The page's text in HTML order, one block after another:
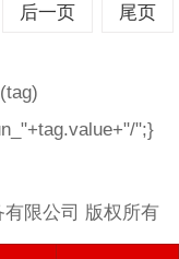
后一页 尾页
限公司 版权所有